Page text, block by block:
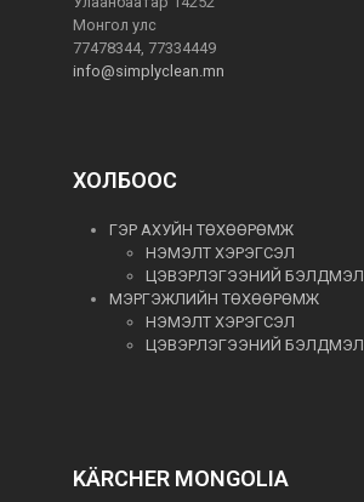
Монгол улс
77478344, 77334449
info@simplyclean.mn
ХОЛБООС
ГЭР АХУЙН ТӨХӨӨРӨМЖ
НЭМЭЛТ ХЭРЭГСЭЛ
ЦЭВЭРЛЭГЭЭНИЙ БЭЛДМЭЛ
МЭРГЭЖЛИЙН ТӨХӨӨРӨМЖ
НЭМЭЛТ ХЭРЭГСЭЛ
ЦЭВЭРЛЭГЭЭНИЙ БЭЛДМЭЛ
KÄRCHER MONGOLIA